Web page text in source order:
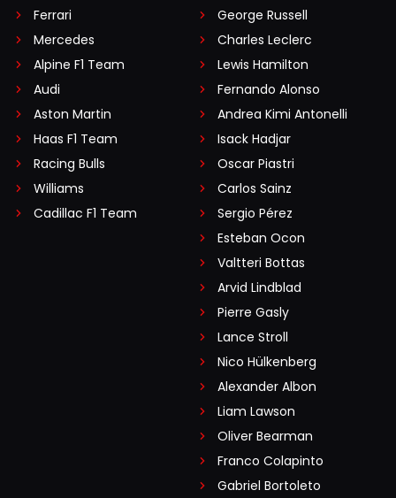
Ferrari
Mercedes
Alpine F1 Team
Audi
Aston Martin
Haas F1 Team
Racing Bulls
Williams
Cadillac F1 Team
George Russell
Charles Leclerc
Lewis Hamilton
Fernando Alonso
Andrea Kimi Antonelli
Isack Hadjar
Oscar Piastri
Carlos Sainz
Sergio Pérez
Esteban Ocon
Valtteri Bottas
Arvid Lindblad
Pierre Gasly
Lance Stroll
Nico Hülkenberg
Alexander Albon
Liam Lawson
Oliver Bearman
Franco Colapinto
Gabriel Bortoleto